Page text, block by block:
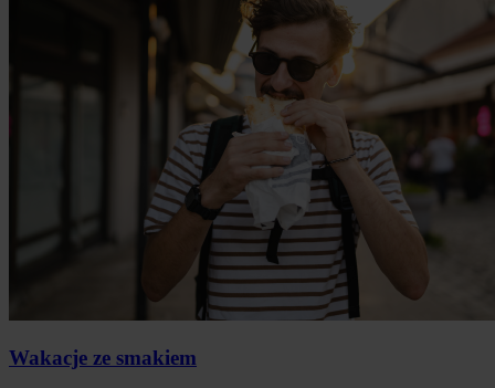
Wakacje ze smakiem